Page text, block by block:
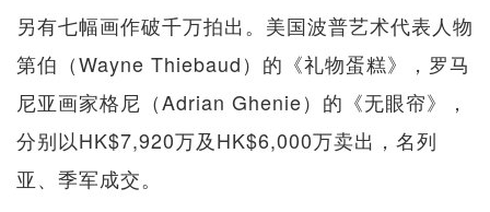
另有七幅画作破千万拍出。美国波普艺术代表人物
第伯（Wayne Thiebaud）的《礼物蛋糕》，罗马
尼亚画家格尼（Adrian Ghenie）的《无眼帘》，
分别以HK$7,920万及HK$6,000万卖出，名列
亚、季军成交。